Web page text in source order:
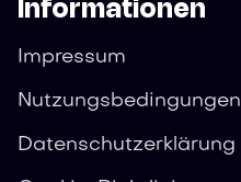
Informationen
Impressum
Nutzungsbedingungen
Datenschutzerklärung